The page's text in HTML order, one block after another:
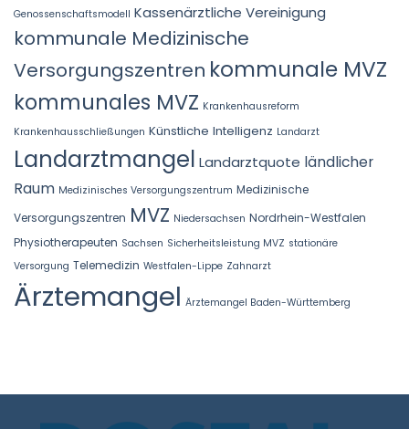
Genossenschaftsmodell Kassenärztliche Vereinigung
kommunale Medizinische
Versorgungszentren kommunale MVZ
kommunales MVZ Krankenhausreform
Krankenhausschließungen Künstliche Intelligenz Landarzt
Landarztmangel Landarztquote ländlicher
Raum Medizinisches Versorgungszentrum Medizinische
Versorgungszentren MVZ Niedersachsen Nordrhein-Westfalen
Physiotherapeuten Sachsen Sicherheitsleistung MVZ stationäre
Versorgung Telemedizin Westfalen-Lippe Zahnarzt
Ärztemangel Ärztemangel Baden-Württemberg